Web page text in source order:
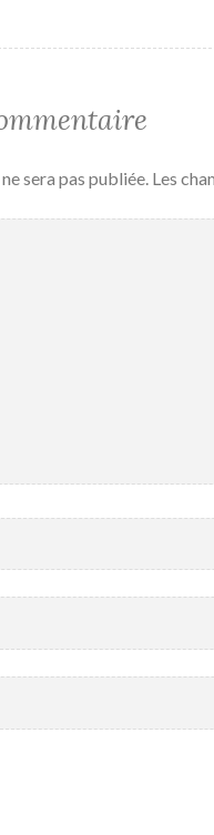
sera pas publiée. Les